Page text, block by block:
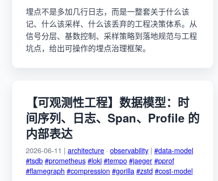
埋点不是多加几行日志，而是一整套关于什么该
记、什么该采样、什么该丢弃的工程决策体系。从
信号分层、基数控制、采样策略到落地规范与工程
坑点，给出可操作的埋点治理框架。
【可观测性工程】数据模型：时
间序列、日志、Span、Profile 的
内部表达
2026-06-11 | architecture · observability | #data-model
#tsdb#prometheus#loki#tempo#jaeger#pprof
#flamegraph #compression #gorilla#zstd#cost-model